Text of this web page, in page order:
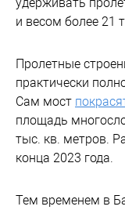
и весом более 21
Пролетные
практически
Сам мост
площадь
тыс. кв. метров.
конца 2023 года.
Тем временем в